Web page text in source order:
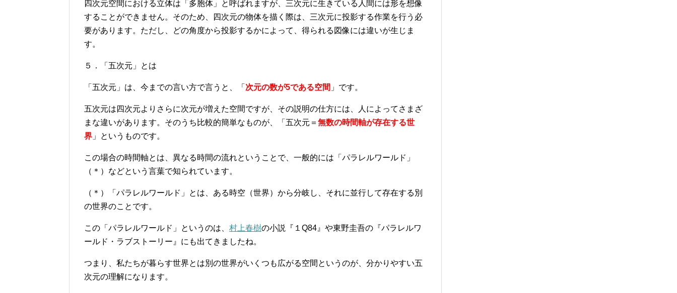
四次元空間における立体は「多胞体」と呼ばれますが、三次元に生きている人間には形を想像
することができません。そのため、四次元の物体を描く際は、三次元に投影する作業を行う必
要があります。ただし、どの角度から投影するかによって、得られる図像には違いが生じま
す。
５．「五次元」とは
「五次元」は、今までの言い方で言うと、「 次元の数が5である空間 」です。
五次元は四次元よりさらに次元が増えた空間ですが、その説明の仕方には、人によってさまざ
まな違いがあります。そのうち比較的簡単なものが、「五次元＝ 無数の時間軸が存在する世
界 」というものです。
この場合の時間軸とは、異なる時間の流れということで、一般的には「パラレルワールド」
（＊）などという言葉で知られています。
（＊）「パラレルワールド」とは、ある時空（世界）から分岐し、それに並行して存在する別
の世界のことです。
この「パラレルワールド」というのは、 村上春樹の小説『１Q84』や東野圭吾の『パラレルワ
ールド・ラブストーリー』にも出てきましたね。
つまり、私たちが暮らす世界とは別の世界がいくつも広がる空間というのが、分かりやすい五
次元の理解になります。